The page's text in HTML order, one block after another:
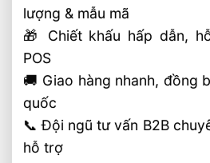
lượng & mẫu mã
🎁 Chiết khấu hấp dẫn,
POS
🚚 Giao hàng nhanh, đồng
quốc
📞 Đội ngũ tư vấn B2B
hỗ trợ